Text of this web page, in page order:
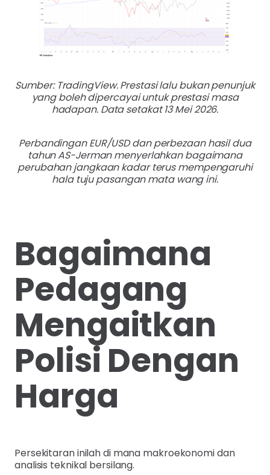
Sumber: TradingView. Prestasi lalu bukan penunjuk
yang boleh dipercayai untuk prestasi masa
hadapan. Data setakat 13 Mei 2026.
Perbandingan EUR/USD dan perbezaan hasil dua
tahun AS-Jerman menyerlahkan bagaimana
perubahan jangkaan kadar terus mempengaruhi
hala tuju pasangan mata wang ini.
Bagaimana
Pedagang
Mengaitkan
Polisi Dengan
Harga
Persekitaran inilah di mana makroekonomi dan
analisis teknikal bersilang.